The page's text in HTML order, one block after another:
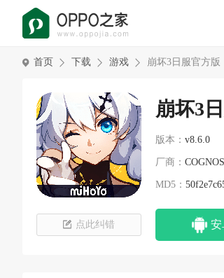
首页 下载 游戏 崩坏3日服官方版
点此纠错
崩坏3
版本： v8.6.0
厂商：
MD5：
安